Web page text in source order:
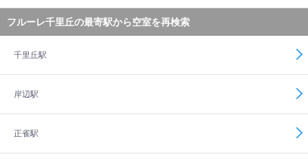
フルーレ千里丘の最寄駅から空室を再検索
千里丘駅
岸辺駅
正雀駅